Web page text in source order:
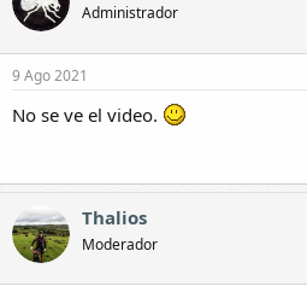
Administrador
9 Ago 2021
No se ve el video.
Thalios
Moderador